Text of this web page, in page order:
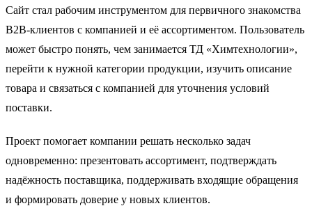
Сайт стал рабочим инструментом для первичного знакомства
B2B-клиентов с компанией и её ассортиментом. Пользователь
может быстро понять, чем занимается ТД «Химтехнологии»,
перейти к нужной категории продукции, изучить описание
товара и связаться с компанией для уточнения условий
поставки.
Проект помогает компании решать несколько задач
одновременно: презентовать ассортимент, подтверждать
надёжность поставщика, поддерживать входящие обращения
и формировать доверие у новых клиентов.